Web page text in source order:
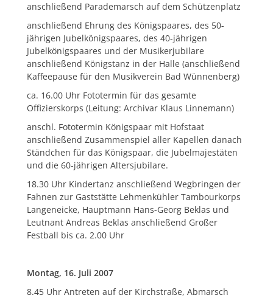
anschließend Parademarsch auf dem Schützenplatz
anschließend Ehrung des Königspaares, des 50-
jährigen Jubelkönigspaares, des 40-jährigen
Jubelkönigspaares und der Musikerjubilare
anschließend Königstanz in der Halle (anschließend
Kaffeepause für den Musikverein Bad Wünnenberg)
ca. 16.00 Uhr Fototermin für das gesamte
Offizierskorps (Leitung: Archivar Klaus Linnemann)
anschl. Fototermin Königspaar mit Hofstaat
anschließend Zusammenspiel aller Kapellen danach
Ständchen für das Königspaar, die Jubelmajestäten
und die 60-jährigen Altersjubilare.
18.30 Uhr Kindertanz anschließend Wegbringen der
Fahnen zur Gaststätte Lehmenkühler Tambourkorps
Langeneicke, Hauptmann Hans-Georg Beklas und
Leutnant Andreas Beklas anschließend Großer
Festball bis ca. 2.00 Uhr
Montag, 16. Juli 2007
8.45 Uhr Antreten auf der Kirchstraße, Abmarsch